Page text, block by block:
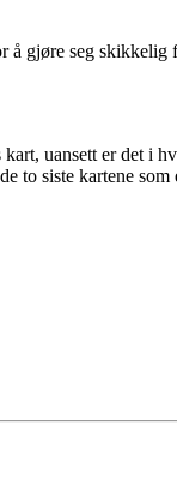
å gjøre seg
uansett er det i
to siste kartene